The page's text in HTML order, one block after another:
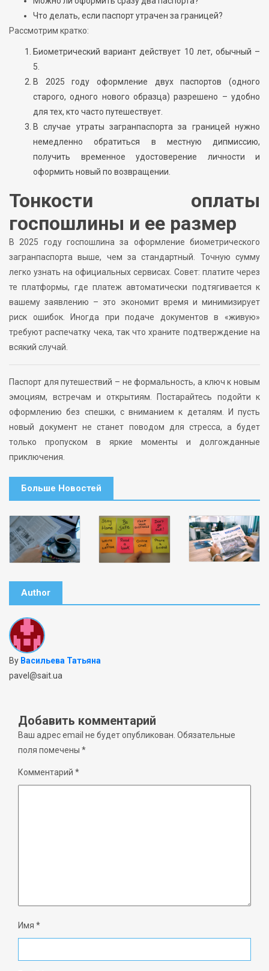
Что делать, если паспорт утрачен за границей?
Рассмотрим кратко:
Биометрический вариант действует 10 лет, обычный –
5.
В 2025 году оформление двух паспортов (одного
старого, одного нового образца) разрешено – удобно
для тех, кто часто путешествует.
В случае утраты загранпаспорта за границей нужно
немедленно обратиться в местную дипмиссию,
получить временное удостоверение личности и
оформить новый по возвращении.
Тонкости оплаты
госпошлины и ее размер
В 2025 году госпошлина за оформление биометрического
загранпаспорта выше, чем за стандартный. Точную сумму
легко узнать на официальных сервисах. Совет: платите через
те платформы, где платеж автоматически подтягивается к
вашему заявлению – это экономит время и минимизирует
риск ошибок. Иногда при подаче документов в «живую»
требуют распечатку чека, так что храните подтверждение на
всякий случай.
Паспорт для путешествий – не формальность, а ключ к новым
эмоциям, встречам и открытиям. Постарайтесь подойти к
оформлению без спешки, с вниманием к деталям. И пусть
новый документ не станет поводом для стресса, а будет
только пропуском в яркие моменты и долгожданные
приключения.
Больше Новостей
Author
By Васильева Татьяна
pavel@sait.ua
Добавить комментарий
Ваш адрес email не будет опубликован. Обязательные
поля помечены *
Комментарий *
Имя *